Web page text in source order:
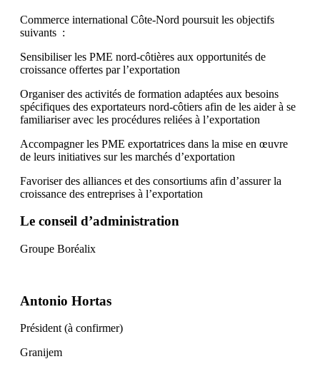
Commerce international Côte-Nord poursuit les objectifs
suivants :
Sensibiliser les PME nord-côtières aux opportunités de
croissance offertes par l’exportation
Organiser des activités de formation adaptées aux besoins
spécifiques des exportateurs nord-côtiers afin de les aider à se
familiariser avec les procédures reliées à l’exportation
Accompagner les PME exportatrices dans la mise en œuvre
de leurs initiatives sur les marchés d’exportation
Favoriser des alliances et des consortiums afin d’assurer la
croissance des entreprises à l’exportation
Le conseil d’administration
Groupe Boréalix
Antonio Hortas
Président (à confirmer)
Granijem